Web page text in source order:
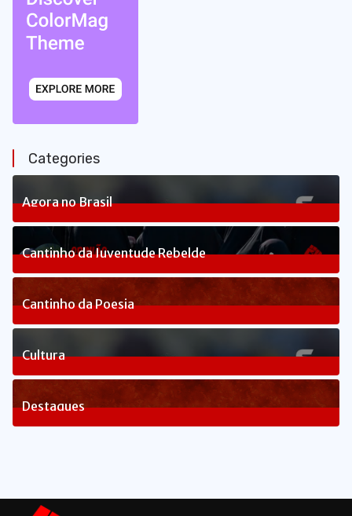
Categories
Agora no Brasil
240Posts
Cantinho da Juventude Rebelde
3Posts
Cantinho da Poesia
1Posts
Cultura
83Posts
Destaques